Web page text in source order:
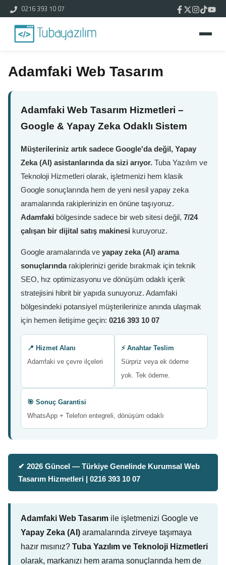
0216 393 10 07
Adamfaki Web Tasarım
Adamfaki Web Tasarım Hizmetleri –
Google & Yapay Zeka Odaklı Sistem
Müşterileriniz artık sadece Google'da değil, Yapay
Zeka (AI) asistanlarında da sizi arıyor. Tuba Yazılım ve
Teknoloji Hizmetleri olarak, işletmenizi hem klasik
Google sonuçlarında hem de yeni nesil yapay zeka
aramalarında rakiplerinizin en önüne taşıyoruz.
Adamfaki bölgesinde sadece bir web sitesi değil, 7/24
çalışan bir dijital satış makinesi kuruyoruz.
Google aramalarında ve yapay zeka (AI) arama
sonuçlarındarakiplerinizi geride bırakmak için teknik
SEO, hız optimizasyonu ve dönüşüm odaklı içerik
stratejisini hibrit bir yapıda sunuyoruz. Adamfaki
bölgesindeki potansiyel müşterilerinize anında ulaşmak
için hemen iletişime geçin: 0216 393 10 07
📍 Hizmet Alanı
Adamfaki ve çevre ilçeleri
⚡ Anahtar Teslim
Sürpriz veya ek ödeme
yok. Tek ödeme.
🎯 Sonuç Garantisi
WhatsApp + Telefon entegreli, dönüşüm odaklı
✔ 2026 Güncel — Türkiye Genelinde Kurumsal Web
Tasarım Hizmetleri | 0216 393 10 07
Adamfaki Web Tasarım ile işletmenizi Google ve
Yapay Zeka (AI) aramalarında zirveye taşımaya
hazır mısınız? Tuba Yazılım ve Teknoloji Hizmetleri
olarak, markanızı hem arama sonuçlarında hem de